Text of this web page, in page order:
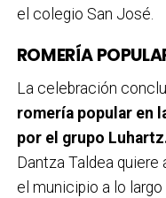
el colegio San José.
ROMERÍA
La celebración
romería popular en
por el grupo
Dantza Taldea
el municipio a lo